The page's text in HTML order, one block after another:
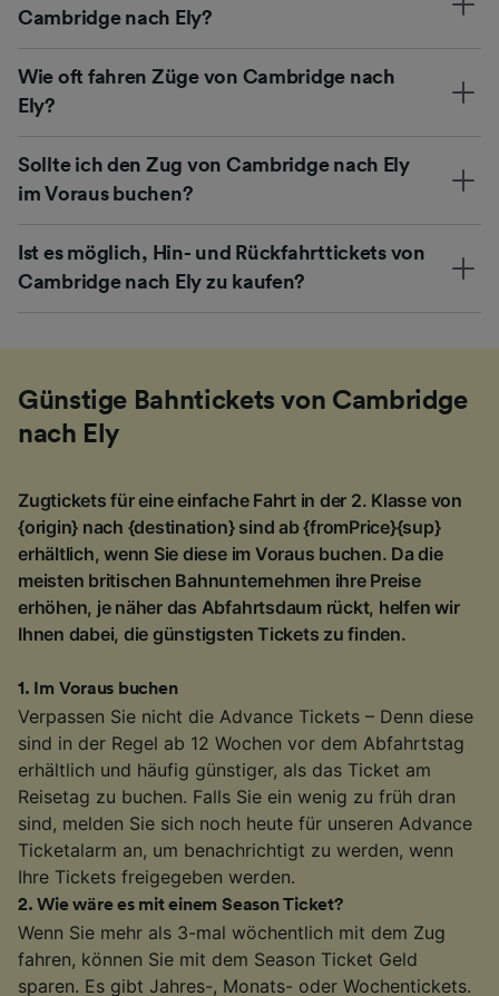
Cambridge nach Ely?
Wie oft fahren Züge von Cambridge nach
Ely?
Sollte ich den Zug von Cambridge nach Ely
im Voraus buchen?
Ist es möglich, Hin- und Rückfahrttickets von
Cambridge nach Ely zu kaufen?
Günstige Bahntickets von Cambridge
nach Ely
Zugtickets für eine einfache Fahrt in der 2. Klasse von
{origin} nach {destination} sind ab {fromPrice}{sup}
erhältlich, wenn Sie diese im Voraus buchen. Da die
meisten britischen Bahnunternehmen ihre Preise
erhöhen, je näher das Abfahrtsdaum rückt, helfen wir
Ihnen dabei, die günstigsten Tickets zu finden.
1. Im Voraus buchen
Verpassen Sie nicht die Advance Tickets – Denn diese
sind in der Regel ab 12 Wochen vor dem Abfahrtstag
erhältlich und häufig günstiger, als das Ticket am
Reisetag zu buchen. Falls Sie ein wenig zu früh dran
sind, melden Sie sich noch heute für unseren Advance
Ticketalarm an, um benachrichtigt zu werden, wenn
Ihre Tickets freigegeben werden.
2.Wie wäre es mit einem Season Ticket?
Wenn Sie mehr als 3-mal wöchentlich mit dem Zug
fahren, können Sie mit dem Season Ticket Geld
sparen. Es gibt Jahres-, Monats- oder Wochentickets.